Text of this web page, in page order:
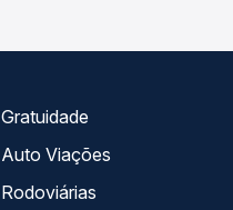
Gratuidade
Auto Viações
Rodoviárias